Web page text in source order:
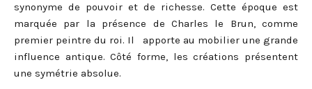
synonyme de pouvoir et de richesse. Cette époque est
marquée par la présence de Charles le Brun, comme
premier peintre du roi. Il apporte au mobilier une grande
influence antique. Côté forme, les créations présentent
une symétrie absolue.